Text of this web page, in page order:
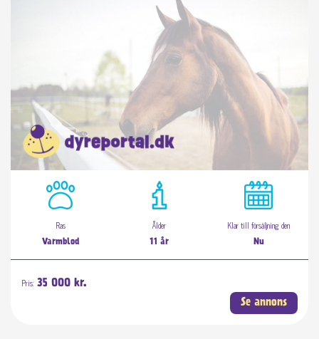
Ras
Varmblod
Ålder
11 år
Klar till försäljning den
Nu
Pris: 35 000 kr.
Se annons